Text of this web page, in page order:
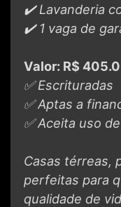
✔️ Lavanderia
✔️ 1 vaga de
Valor: R$
✅ Escrituradas
✅ Aptas a
✅ Aceita uso
Casas térreas,
perfeitas para
qualidade de